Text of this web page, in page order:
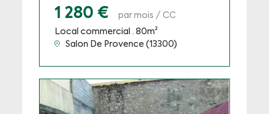
1 280 €
par mois / CC
Local commercial · 80m²
Salon De Provence (13300)